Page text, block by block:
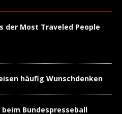
der Most Traveled People
häufig Wunschdenken
Bundespresseball